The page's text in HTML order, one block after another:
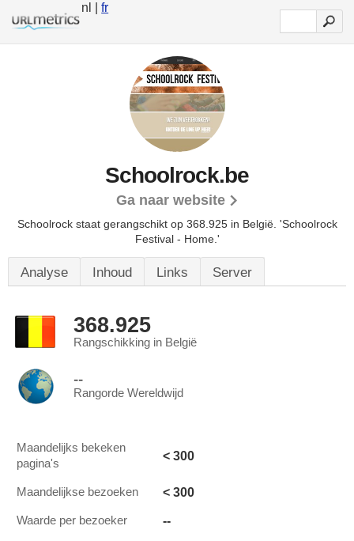
nl |fr
Schoolrock.be
Ga naar website
Schoolrock staat gerangschikt op 368.925 in België. 'Schoolrock
Festival - Home.'
Analyse Inhoud Links Server
368.925
Rangschikking in België
--
Rangorde Wereldwijd
Maandelijks bekeken
pagina's
< 300
Maandelijkse bezoeken < 300
Waarde per bezoeker --